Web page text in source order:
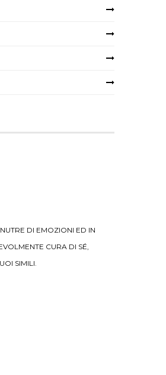
DI EMOZIONI ED IN
CURA DI SÉ,
SIMILI.